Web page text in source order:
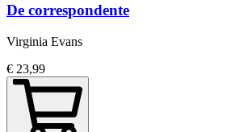
De correspondente
Virginia Evans
€ 23,99